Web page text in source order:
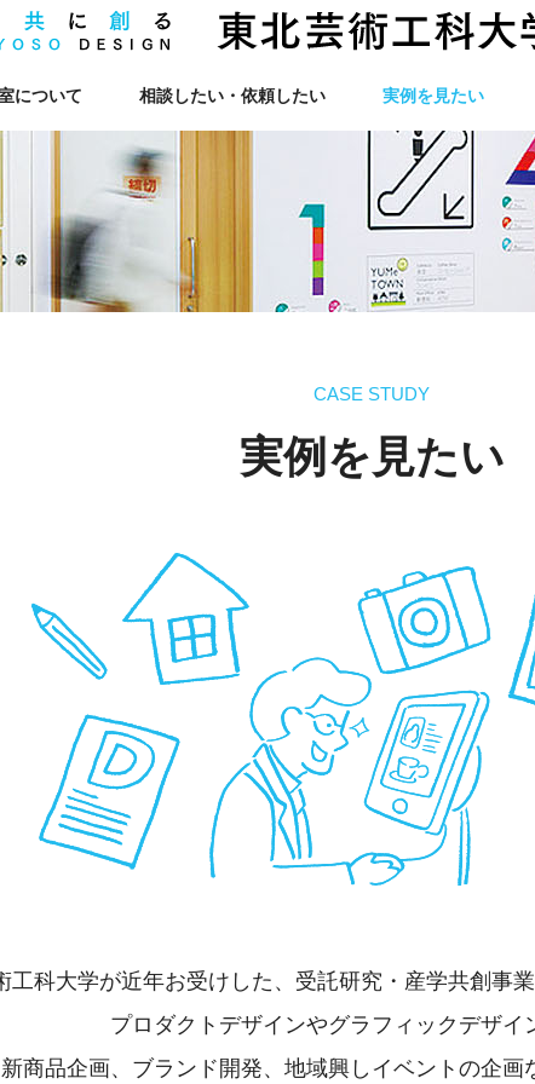
について 相談したい・依頼したい 実例を見たい
CASE STUDY
実例を見たい
工科大学が近年お受けした、受託研究・産学共創事
プロダクトデザインやグラフィックデザイ
新商品企画、ブランド開発、地域興しイベントの企画